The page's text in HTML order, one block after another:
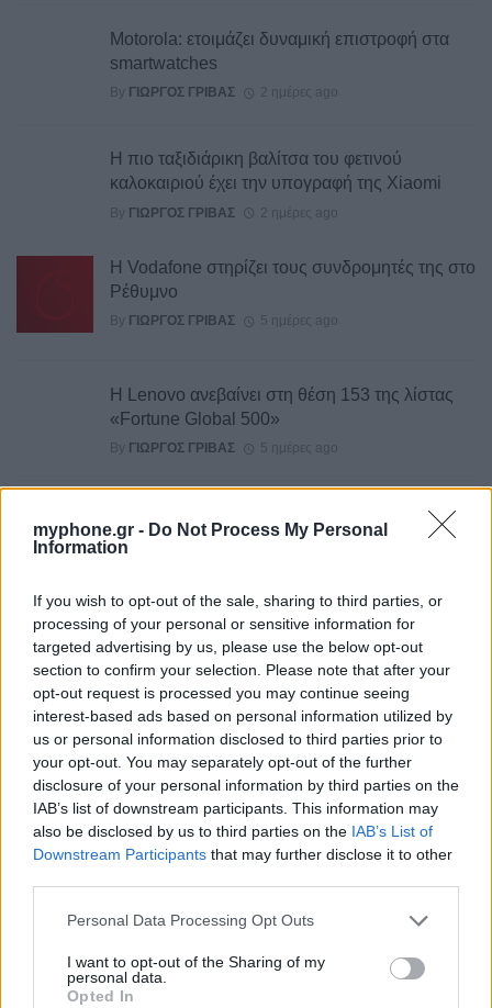
myphone.gr - Do Not Process My Personal
Information
If you wish to opt-out of the sale, sharing to third parties, or
processing of your personal or sensitive information for
targeted advertising by us, please use the below opt-out
section to confirm your selection. Please note that after your
opt-out request is processed you may continue seeing
interest-based ads based on personal information utilized by
us or personal information disclosed to third parties prior to
your opt-out. You may separately opt-out of the further
disclosure of your personal information by third parties on the
IAB’s list of downstream participants. This information may
also be disclosed by us to third parties on the IAB’s List of
Downstream Participants that may further disclose it to other
Personal Data Processing Opt Outs
I want to opt-out of the Sharing of my
personal data.
Opted In
Motorola: ετοιμάζει δυναμική επιστροφή στα
smartwatches
By ΓΙΏΡΓΟΣ ΓΡΊΒΑΣ 2 ημέρες ago
Η πιο ταξιδιάρικη βαλίτσα του φετινού
καλοκαιριού έχει την υπογραφή της Xiaomi
By ΓΙΏΡΓΟΣ ΓΡΊΒΑΣ 2 ημέρες ago
Η Vodafone στηρίζει τους συνδρομητές της στο
Ρέθυμνο
By ΓΙΏΡΓΟΣ ΓΡΊΒΑΣ 5 ημέρες ago
Η Lenovo ανεβαίνει στη θέση 153 της λίστας
«Fortune Global 500»
By ΓΙΏΡΓΟΣ ΓΡΊΒΑΣ 5 ημέρες ago
Ένα foldable ξεπερνά σε ζήτηση τη ναυαρχίδα
της Samsung
Νέες διαρροές για το ολοκαίνουργιο Pixel
Watch 5
ByΓΙΏΡΓΟΣ ΓΡΊΒΑΣ 5 ημέρες ago
Η MediaTek κάνει την ανατροπή στα τσιπ των
2nm
ΓΙΏΡΓΟΣ ΓΡΊΒΑΣ
ΕΤΙΚΕΤΕΣ
update huawei wearables